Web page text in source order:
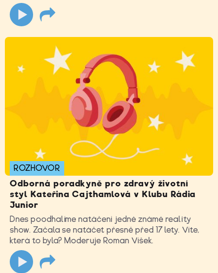
ROZHOVOR
Odborná poradkyně pro zdravý životní
styl Kateřina Cajthamlová v Klubu Rádia
Junior
Dnes poodhalíme natáčení jedné známé reality
show. Začala se natáčet přesně před 17 lety. Víte,
která to byla? Moderuje Roman Víšek.